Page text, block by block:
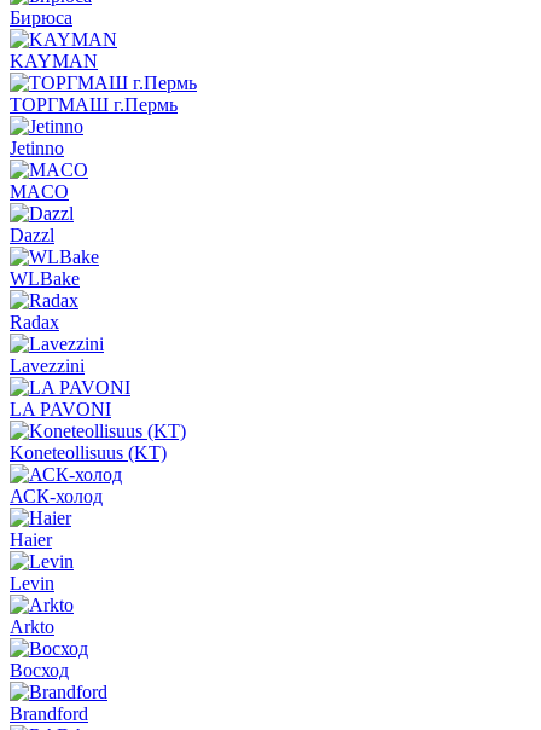
Бирюса
KAYMAN
ТОРГМАШ г.Пермь
Jetinno
MACO
Dazzl
WLBake
Radax
Lavezzini
LA PAVONI
Koneteollisuus (KT)
АСК-холод
Haier
Levin
Arkto
Восход
Brandford